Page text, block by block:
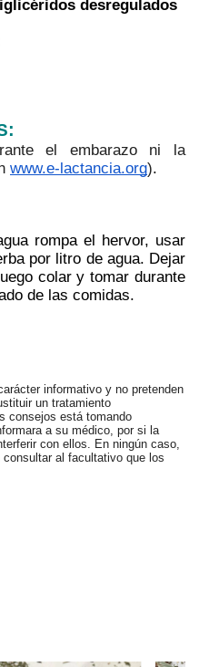
desregulados
:
el embarazo ni la
www.e-lactancia.org).
rompa el hervor, usar
por litro de agua. Dejar
colar y tomar durante
de las comidas.
informativo y no pretenden
un tratamiento
consejos está tomando
a su médico, por si la
con ellos. En ningún caso,
al facultativo que los